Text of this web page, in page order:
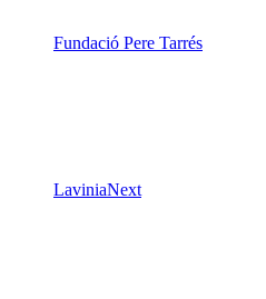
Fundació Pere Tarrés
LaviniaNext